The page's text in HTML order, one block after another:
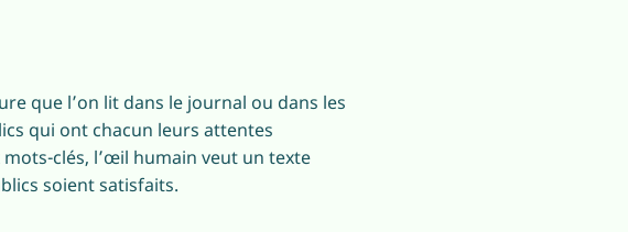
que l’on lit dans le journal ou dans les
qui ont chacun leurs attentes
clés, l’œil humain veut un texte
soient satisfaits.